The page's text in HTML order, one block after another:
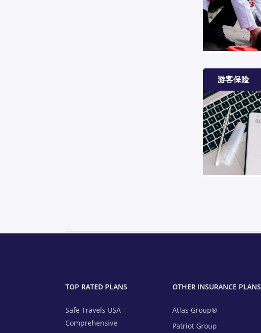
游客保险
TOP RATED PLANS
Safe Travels USA
Comprehensive
OTHER INSURANCE PLANS
Atlas Group®
Patriot Group